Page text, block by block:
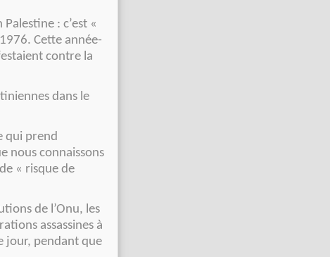
: c’est «
Cette année-
contre la
dans le
qui prend
nous connaissons
« risque de
de l’Onu, les
assassines à
jour, pendant que